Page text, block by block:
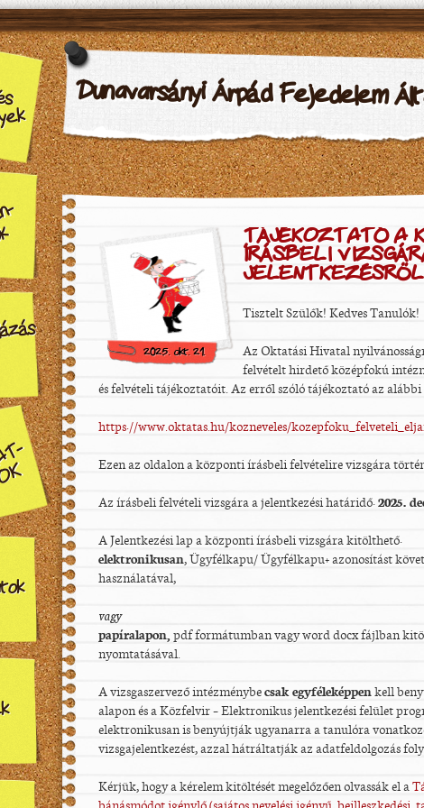
Dunavarsányi Árpád Fejedelem
2025. okt. 21.
TÁJÉKOZTATÓ A
ÍRÁSBELI
JELENTKEZÉSRŐL
Tisztelt Szülők! Kedves Tanulók!
Az Oktatási Hivatal
felvételt hirdető középfokú
és felvételi tájékoztatóit. Az erről szóló tájékoztató az
https://www.oktatas.hu/kozneveles/
Ezen az oldalon a központi írásbeli felvételire vizsgára
Az írásbeli felvételi vizsgára a jelentkezési határidő:2025.
A Jelentkezési lap a központi írásbeli vizsgára kitölthető:
elektronikusan, Ügyfélkapu/ Ügyfélkapu+ azonosítást
használatával,
vagy
papíralapon, pdf formátumban vagy word docx fájlban
nyomtatásával.
A vizsgaszervező intézménybecsak egyféleképpenkell
alapon és a Közfelvir – Elektronikus jelentkezési felület
elektronikusan is benyújtják ugyanarra a tanulóra
vizsgajelentkezést, azzal hátráltatják az adatfeldolgozás
Kérjük, hogy a kérelem kitöltését megelőzően olvassák el a
bánásmódot igénylő (sajátos nevelési igényű, beilleszkedési,